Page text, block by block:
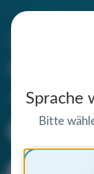
Sprache
Bitte
steht zum